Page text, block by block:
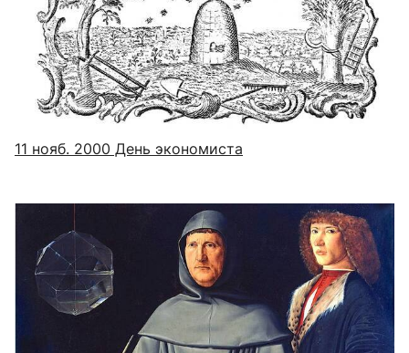
11 нояб. 2000 День экономиста